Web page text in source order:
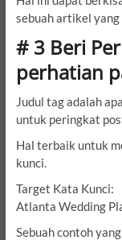
sebuah artikel
# 3 Beri
perhatian
Judul tag adalah
untuk peringkat
Hal terbaik untuk
kunci.
Target Kata Kunci:
Atlanta Wedding
Sebuah contoh